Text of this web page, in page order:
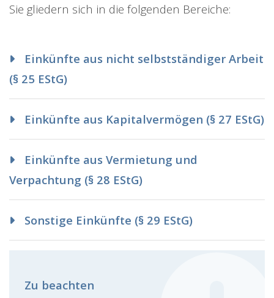
Sie gliedern sich in die folgenden Bereiche:
Einkünfte aus nicht selbstständiger Arbeit
(§ 25 EStG)
Einkünfte aus Kapitalvermögen (§ 27 EStG)
Einkünfte aus Vermietung und
Verpachtung (§ 28 EStG)
Sonstige Einkünfte (§ 29 EStG)
Zu beachten